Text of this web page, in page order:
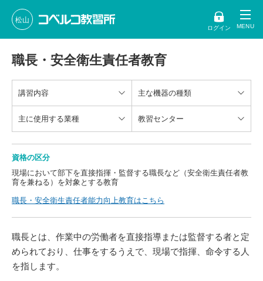
松山
ログイン
職長・安全衛生責任者教育
講習内容 主な機器の種類
主に使用する業種 教習センター
資格の区分
現場において部下を直接指揮・監督する職長など（安全衛生責任者教
育を兼ねる）を対象とする教育
職長・安全衛生責任者能力向上教育はこちら
職長とは、作業中の労働者を直接指導または監督する者と定
められており、仕事をするうえで、現場で指揮、命令する人
を指します。